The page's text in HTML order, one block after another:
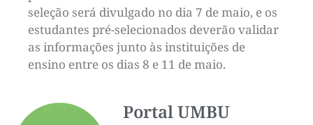
seleção será divulgado no dia 7 de maio, e os
estudantes pré-selecionados deverão validar
as informações junto às instituições de
ensino entre os dias 8 e 11 de maio.
Portal UMBU